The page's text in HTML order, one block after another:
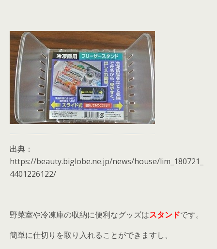
出典：
https://beauty.biglobe.ne.jp/news/house/lim_180721_
4401226122/
野菜室や冷凍庫の収納に便利なグッズはスタンドです。
簡単に仕切りを取り入れることができますし、